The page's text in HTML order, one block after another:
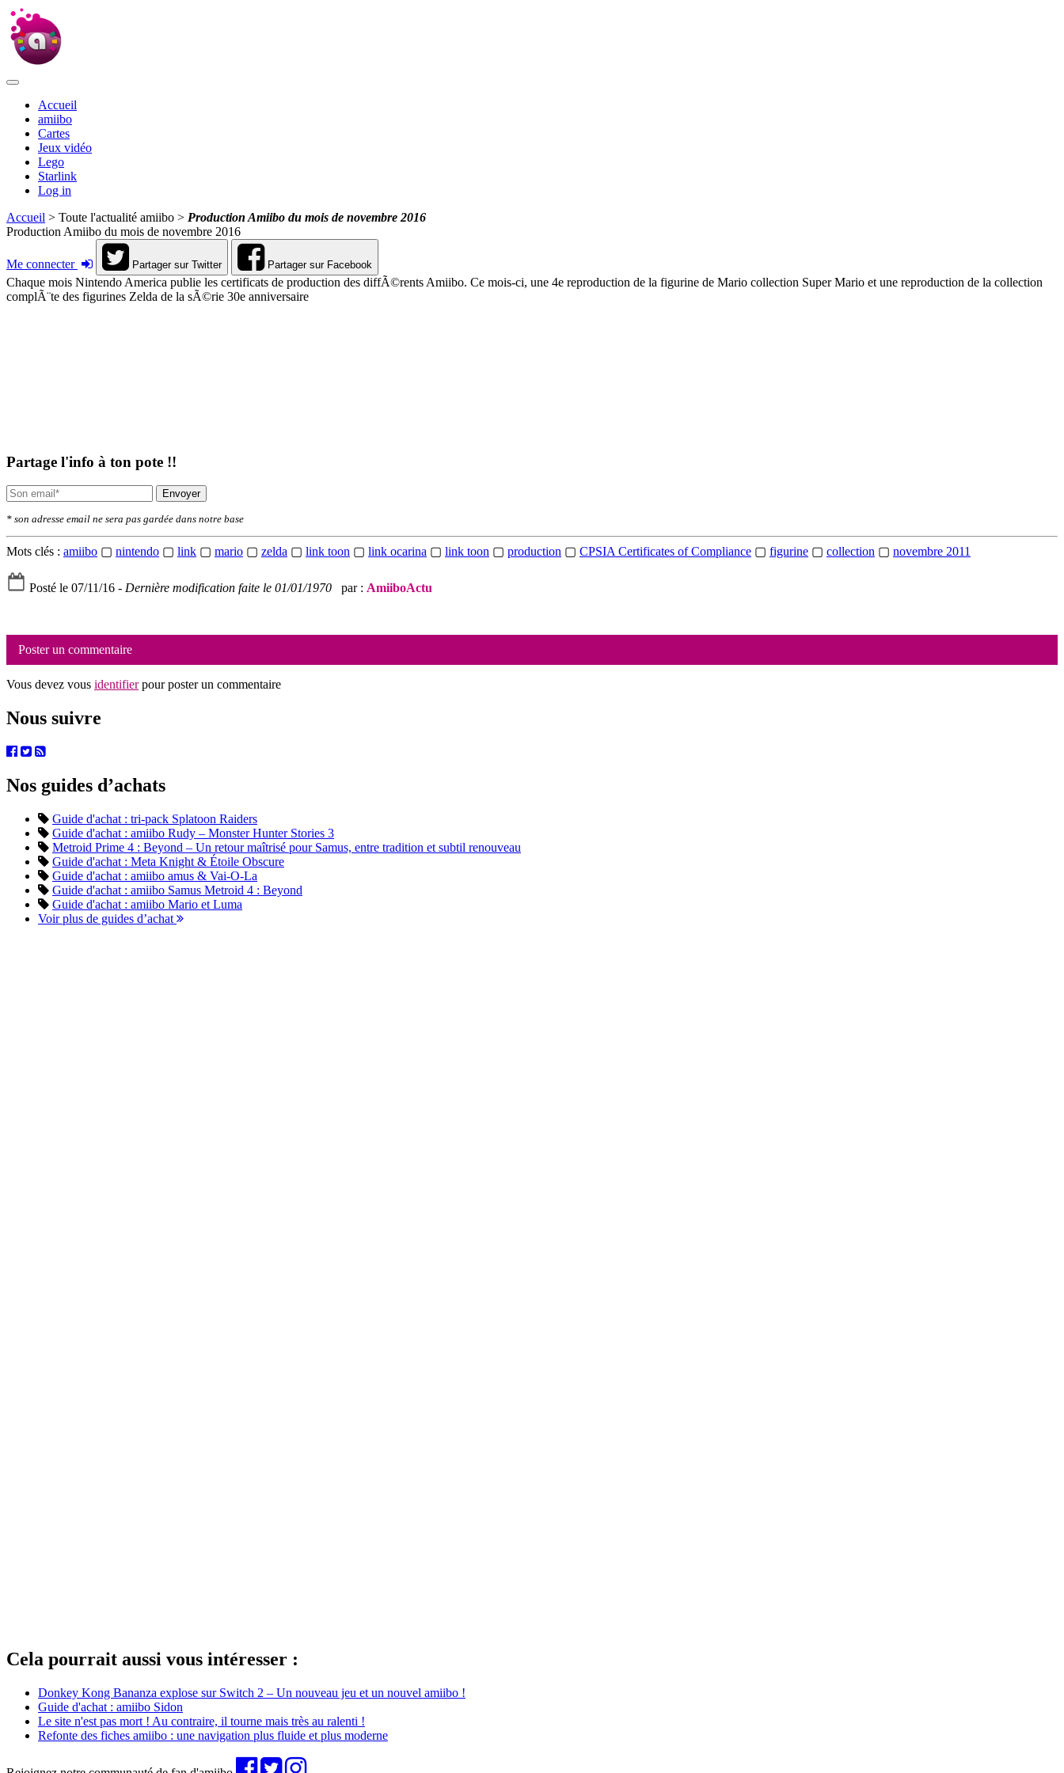
Accueil
amiibo
Cartes
Jeux vidéo
Lego
Starlink
Log in
Accueil > Toute l'actualité amiibo > Production Amiibo du mois de novembre 2016
Production Amiibo du mois de novembre 2016
Me connecter Partager sur Twitter Partager sur Facebook
Chaque mois Nintendo America publie les certificats de production des diffÃ©rents Amiibo. Ce mois-ci, une 4e reproduction de la figurine de Mario collection Super Mario et une reproduction de la collection
complÃ¨te des figurines Zelda de la sÃ©rie 30e anniversaire
Partage l'info à ton pote !!
Envoyer
* son adresse email ne sera pas gardée dans notre base
Mots clés : amiibo ▢ nintendo ▢ link ▢ mario ▢ zelda ▢ link toon ▢ link ocarina ▢ link toon ▢ production ▢ CPSIA Certificates of Compliance ▢ figurine ▢ collection ▢ novembre 2011
Posté le 07/11/16 - Dernière modification faite le 01/01/1970 par : AmiiboActu
Poster un commentaire
Vous devez vous identifierpour poster un commentaire
Nous suivre
Nos guides d’achats
Guide d'achat : tri-pack Splatoon Raiders
Guide d'achat : amiibo Rudy – Monster Hunter Stories 3
Metroid Prime 4 : Beyond – Un retour maîtrisé pour Samus, entre tradition et subtil renouveau
Guide d'achat : Meta Knight & Étoile Obscure
Guide d'achat : amiibo amus & Vai-O-La
Guide d'achat : amiibo Samus Metroid 4 : Beyond
Guide d'achat : amiibo Mario et Luma
Voir plus de guides d’achat
Cela pourrait aussi vous intéresser :
Donkey Kong Bananza explose sur Switch 2 – Un nouveau jeu et un nouvel amiibo !
Guide d'achat : amiibo Sidon
Le site n'est pas mort ! Au contraire, il tourne mais très au ralenti !
Refonte des fiches amiibo : une navigation plus fluide et plus moderne